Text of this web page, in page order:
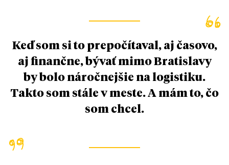
Keď som si to prepočítaval, aj časovo,
aj finančne, bývať mimo Bratislavy
by bolo náročnejšie na logistiku.
Takto som stále v meste. A mám to, čo
som chcel.